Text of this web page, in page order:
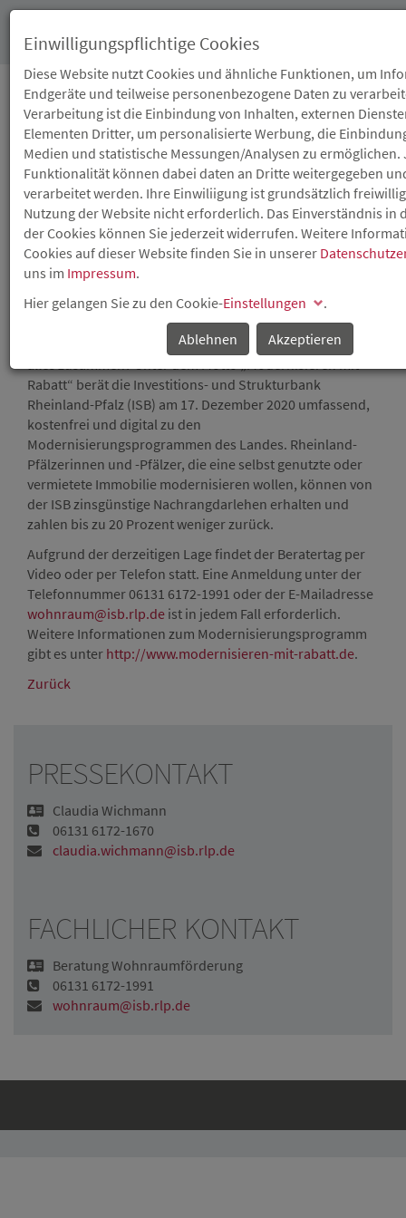
10.12.2020
KOSTENLOSE
BERATUNG ZU DEN
DES LANDES
Digitaler ISB-Beratertag am 17. Dezember 2020
Neue Fenster? Neue Heizung? Bad ohne Barrieren? Oder
alles zusammen? Unter dem Motto „Modernisieren mit
Rabatt“ berät die Investitions- und Strukturbank
Rheinland-Pfalz (ISB) am 17. Dezember 2020 umfassend,
kostenfrei und digital zu den
Modernisierungsprogrammen des Landes. Rheinland-
Pfälzerinnen und -Pfälzer, die eine selbst genutzte oder
vermietete Immobilie modernisieren wollen, können von
der ISB zinsgünstige Nachrangdarlehen erhalten und
zahlen bis zu 20 Prozent weniger zurück.
Aufgrund der derzeitigen Lage findet der Beratertag per
Video oder per Telefon statt. Eine Anmeldung unter der
Telefonnummer 06131 6172-1991 oder der E-Mailadresse
wohnraum@isb.rlp.de ist in jedem Fall erforderlich.
Weitere Informationen zum Modernisierungsprogramm
gibt es unter http://www.modernisieren-mit-rabatt.de.
Zurück
PRESSEKONTAKT
Claudia Wichmann
06131 6172-1670
claudia.wichmann@isb.rlp.de
FACHLICHER KONTAKT
Beratung Wohnraumförderung
06131 6172-1991
wohnraum@isb.rlp.de
Einwilligungspflichtige Cookies
Diese Website nutzt Cookies und ähnliche Funktionen, um
Endgeräte und teilweise personenbezogene Daten zu
Verarbeitung ist die Einbindung von Inhalten, externen
Elementen Dritter, um personalisierte Werbung, die
Medien und statistische Messungen/Analysen zu ermöglichen.
Funktionalität können dabei daten an Dritte weitergegeben
verarbeitet werden. Ihre Einwiliigung ist grundsätzlich
Nutzung der Website nicht erforderlich. Das Einverständnis in
der Cookies können Sie jederzeit widerrufen. Weitere
Cookies auf dieser Website finden Sie in unserer
uns im Impressum.
Hier gelangen Sie zu den Cookie-Einstellungen
.
Ablehnen
Akzeptieren